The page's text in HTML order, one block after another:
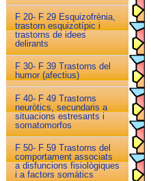
F 20- F 29 Esquizofrènia,
trastorn esquizotípic i
trastorns de idees
delirants
F 30- F 39 Trastorns del
humor (afectius)
F 40- F 49 Trastorns
neuròtics, secundaris a
situacions estresants i
somatomorfos
F 50- F 59 Trastorns del
comportament associats
a disfuncions fisiològiques
i a factors somàtics